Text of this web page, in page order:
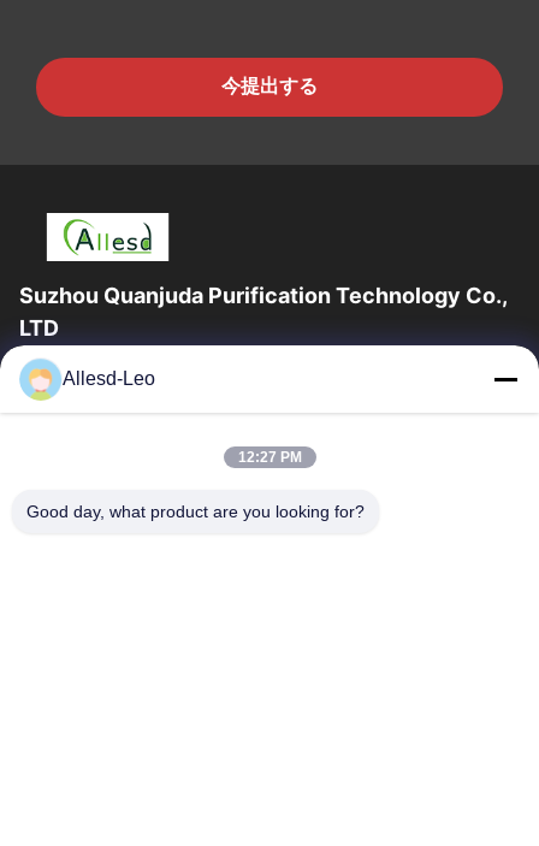
今提出する
Suzhou Quanjuda Purification Technology Co.,
LTD
ESDの一流の製造業者として16years経験、そして輸出業者及びク
リーンルーム プロダクト、私達はESDの実線を及びクリーンルー
家
製品
Allesd-Leo
12:27 PM
Good day, what product are you looking for?